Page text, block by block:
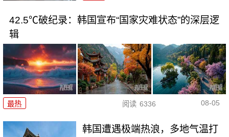
42.5℃破纪录：韩国宣布“国家灾难状态”的深层逻
辑
最热 阅读 6336 08-05
韩国遭遇极端热浪，多地气温打